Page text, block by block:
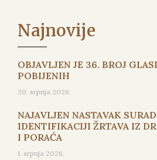
Najnovije
OBJAVLJEN JE 36. BROJ
POBIJENIH
20. srpnja 2026.
NAJAVLJEN NASTAVAK
IDENTIFIKACIJI ŽRTAVA IZ
I PORAĆA
1. srpnja 2026.